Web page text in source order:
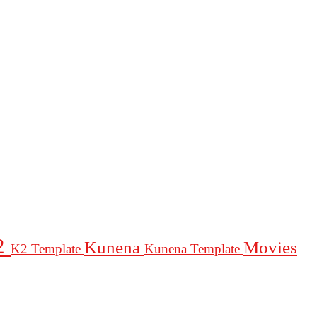
K2 Template Kunena Kunena Template Movies